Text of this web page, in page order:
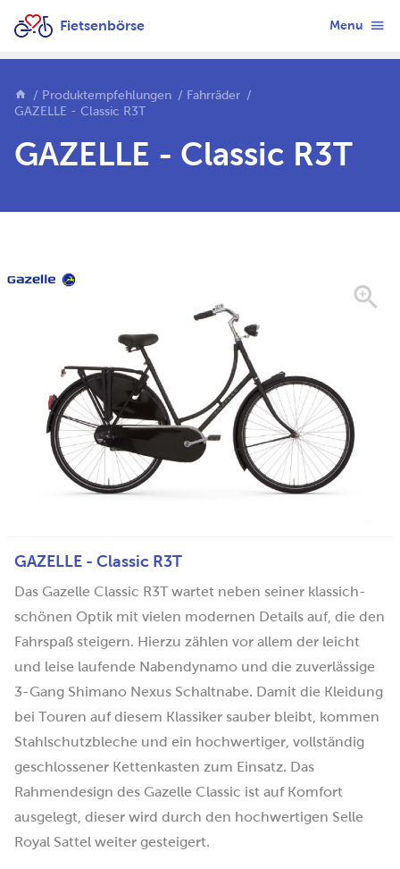
Fietsenbörse Menu
Produktempfehlungen
Fahrräder
GAZELLE - Classic R3T
GAZELLE - Classic R3T
GAZELLE - Classic R3T
Das Gazelle Classic R3T wartet neben seiner klassich-
schönen Optik mit vielen modernen Details auf, die den
Fahrspaß steigern. Hierzu zählen vor allem der leicht
und leise laufende Nabendynamo und die zuverlässige
3-Gang Shimano Nexus Schaltnabe. Damit die Kleidung
bei Touren auf diesem Klassiker sauber bleibt, kommen
Stahlschutzbleche und ein hochwertiger, vollständig
geschlossener Kettenkasten zum Einsatz. Das
Rahmendesign des Gazelle Classic ist auf Komfort
ausgelegt, dieser wird durch den hochwertigen Selle
Royal Sattel weiter gesteigert.